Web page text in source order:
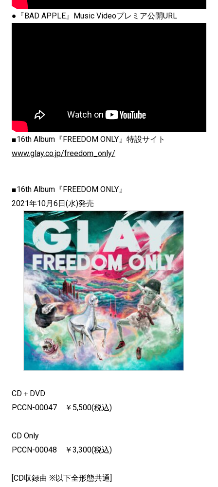
●『BAD APPLE』Music Videoプレミア公開URL
■16th Album『FREEDOM ONLY』特設サイト
www.glay.co.jp/freedom_only/
■16th Album『FREEDOM ONLY』
2021年10月6日(水)発売
CD＋DVD
PCCN-00047 ￥5,500(税込)
CD Only
PCCN-00048 ￥3,300(税込)
[CD収録曲 ※以下全形態共通]